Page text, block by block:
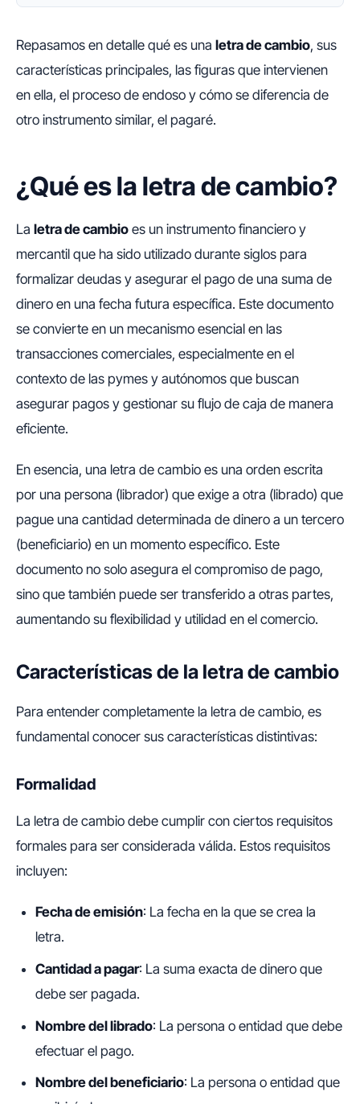
Repasamos en detalle qué es una letra de cambio, sus
características principales, las figuras que intervienen
en ella, el proceso de endoso y cómo se diferencia de
otro instrumento similar, el pagaré.
¿Qué es la letra de cambio?
La letra de cambio es un instrumento financiero y
mercantil que ha sido utilizado durante siglos para
formalizar deudas y asegurar el pago de una suma de
dinero en una fecha futura específica. Este documento
se convierte en un mecanismo esencial en las
transacciones comerciales, especialmente en el
contexto de las pymes y autónomos que buscan
asegurar pagos y gestionar su flujo de caja de manera
eficiente.
En esencia, una letra de cambio es una orden escrita
por una persona (librador) que exige a otra (librado) que
pague una cantidad determinada de dinero a un tercero
(beneficiario) en un momento específico. Este
documento no solo asegura el compromiso de pago,
sino que también puede ser transferido a otras partes,
aumentando su flexibilidad y utilidad en el comercio.
Características de la letra de cambio
Para entender completamente la letra de cambio, es
fundamental conocer sus características distintivas:
Formalidad
La letra de cambio debe cumplir con ciertos requisitos
formales para ser considerada válida. Estos requisitos
incluyen:
Fecha de emisión: La fecha en la que se crea la
letra.
Cantidad a pagar: La suma exacta de dinero que
debe ser pagada.
Nombre del librado: La persona o entidad que debe
efectuar el pago.
Nombre del beneficiario: La persona o entidad que